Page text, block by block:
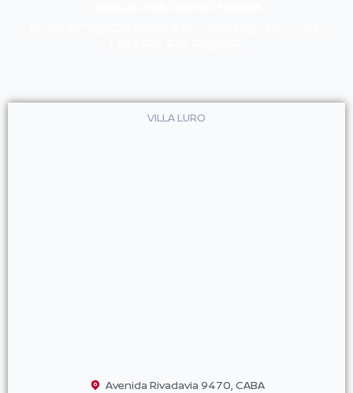
VILLA LURO
Avenida Rivadavia 9470, CABA